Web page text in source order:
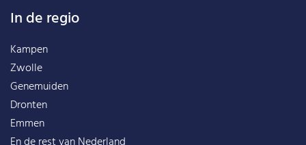
In de regio
Kampen
Zwolle
Genemuiden
Dronten
Emmen